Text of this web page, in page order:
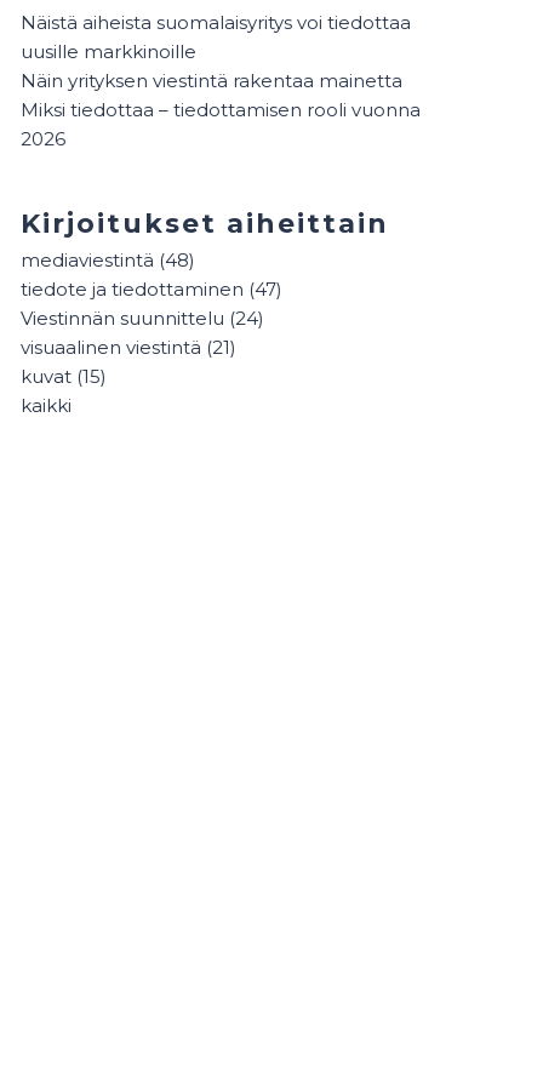
Näistä aiheista suomalaisyritys voi tiedottaa
uusille markkinoille
Näin yrityksen viestintä rakentaa mainetta
Miksi tiedottaa – tiedottamisen rooli vuonna
2026
Kirjoitukset aiheittain
mediaviestintä (48)
tiedote ja tiedottaminen (47)
Viestinnän suunnittelu (24)
visuaalinen viestintä (21)
kuvat (15)
kaikki